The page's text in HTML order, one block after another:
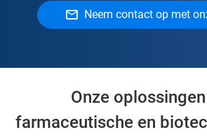
Neem contact op met
Onze
farmaceutische en